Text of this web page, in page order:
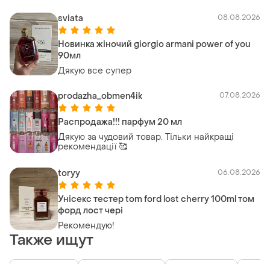
sviata 08.08.2026
Новинка жіночий giorgio armani power of you
90мл
Дякую все супер
prodazha_obmen4ik 07.08.2026
Распродажа!!! парфум 20 мл
Дякую за чудовий товар. Тільки найкращі
рекомендації 🥰
toryy 06.08.2026
Унісекс тестер tom ford lost cherry 100ml том
форд лост чері
Рекомендую!
Также ищут